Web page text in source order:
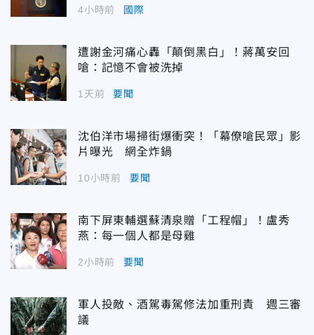
4小時前 國際
遭謝金河痛心轟「顛倒黑白」！蔣萬安回
嗆：記憶不會被洗掉
1天前 要聞
沈伯洋市場掃街爆衝突！「幕僚嗆民眾」影
片曝光 網全炸鍋
10小時前 要聞
南下屏東輔選蘇清泉贈「工程帽」！盧秀
燕：每一個人都是母雞
2小時前 要聞
軍人投敵、酒駕毒駕修法加重刑責 週三審
議